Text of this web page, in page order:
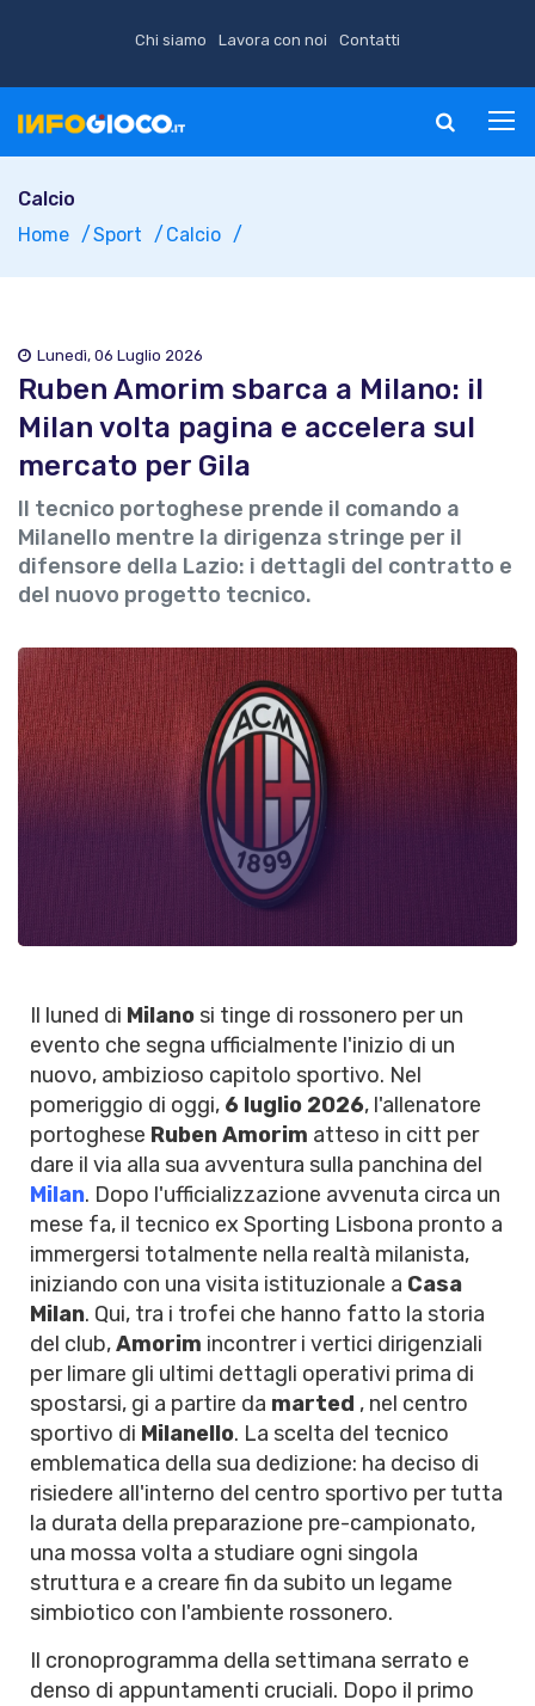
Chi siamo Lavora con noi Contatti
Calcio
Home
Sport Calcio
Lunedì, 06 Luglio 2026
Ruben Amorim sbarca a Milano: il
Milan volta pagina e accelera sul
mercato per Gila
Il tecnico portoghese prende il comando a
Milanello mentre la dirigenza stringe per il
difensore della Lazio: i dettagli del contratto e
del nuovo progetto tecnico.
Il luned di Milano si tinge di rossonero per un
evento che segna ufficialmente l'inizio di un
nuovo, ambizioso capitolo sportivo. Nel
pomeriggio di oggi, 6 luglio 2026, l'allenatore
portoghese Ruben Amorim atteso in citt per
dare il via alla sua avventura sulla panchina del
Milan. Dopo l'ufficializzazione avvenuta circa un
mese fa, il tecnico ex Sporting Lisbona pronto a
immergersi totalmente nella realtà milanista,
iniziando con una visita istituzionale a Casa
Milan. Qui, tra i trofei che hanno fatto la storia
del club,Amorim incontrer i vertici dirigenziali
per limare gli ultimi dettagli operativi prima di
spostarsi, gi a partire da marted , nel centro
sportivo di Milanello. La scelta del tecnico
emblematica della sua dedizione: ha deciso di
risiedere all'interno del centro sportivo per tutta
la durata della preparazione pre-campionato,
una mossa volta a studiare ogni singola
struttura e a creare fin da subito un legame
simbiotico con l'ambiente rossonero.
Il cronoprogramma della settimana serrato e
denso di appuntamenti cruciali. Dopo il primo